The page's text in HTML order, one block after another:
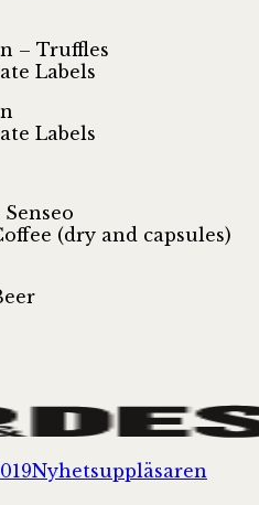
– Truffles
Labels
Labels
(dry and capsules)
Författare
Nyhetsuppläsaren